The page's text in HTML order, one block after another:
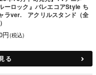
ーロック』バレエコアStyle ち
ラver. アクリルスタンド（全
円(税込)
る